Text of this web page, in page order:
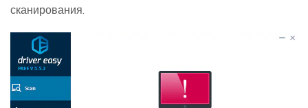
сканирования.